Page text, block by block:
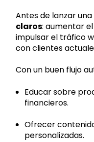
Antes de lanzar
claros: aumentar
impulsar el tráfico
con clientes
Con un buen flujo
Educar sobre
financieros.
Ofrecer
personalizadas.